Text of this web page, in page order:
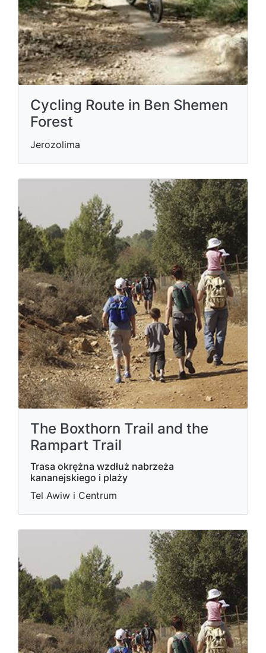
Cycling Route in Ben Shemen
Forest
Jerozolima
The Boxthorn Trail and the
Rampart Trail
Trasa okrężna wzdłuż nabrzeża
kananejskiego i plaży
Tel Awiw i Centrum